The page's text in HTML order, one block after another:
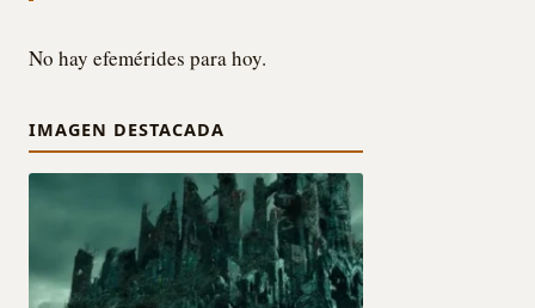
No hay efemérides para hoy.
IMAGEN DESTACADA